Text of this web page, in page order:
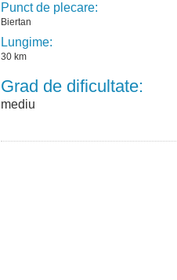
Punct de plecare:
Biertan
Lungime:
30 km
Grad de dificultate:
mediu